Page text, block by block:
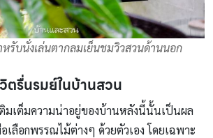
หรับนั่งเล่นตากลมเย็นชมวิวสวนด้านนอก
ตรื่นรมย์ในบ้านสวน
มเต็มความน่าอยู่ของบ้านหลังนี้นั้นเป็นผล
เลือกพรรณไม้ต่างๆ ด้วยตัวเอง โดยเฉพาะ